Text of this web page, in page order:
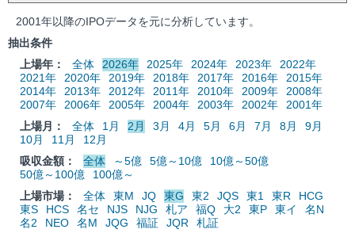
2001年以降のIPOデータを元に分析しています。
抽出条件
上場年：
全体 2026年 2025年 2024年 2023年
2022年
2021年
2020年 2019年 2018年 2017年 2016年
2015年
2014年
2013年 2012年 2011年 2010年 2009年
2008年
2007年
2006年 2005年 2004年 2003年 2002年
2001年
上場月：
全体 1月 2月 3月 4月 5月 6月 7月 8月
9月
10月
11月
12月
吸収金額：
全体 ～5億 5億～10億
10億～50億
50億～100億
100億～
上場市場：
全体 東M JQ 東G 東2 JQS 東1 東R
HCG
東S
HCS 名セ NJS NJG 札ア 福Q 大2 東P 東イ
名N
名2
NEO 名M JQG 福証 JQR
札証